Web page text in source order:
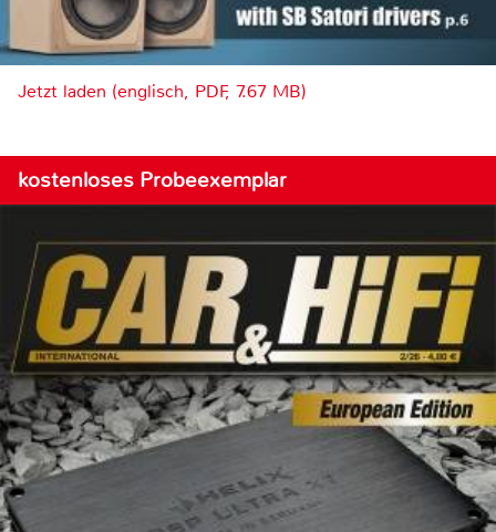
Jetzt laden (englisch, PDF, 7.67 MB)
kostenloses Probeexemplar